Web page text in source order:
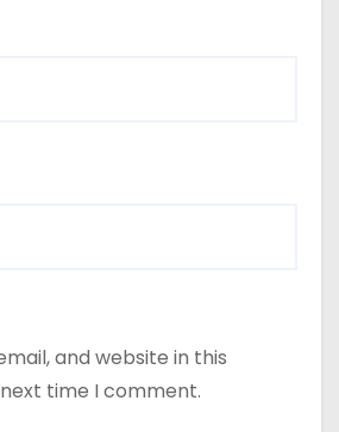
and website in this
time I comment.